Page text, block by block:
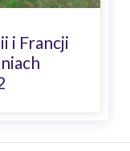
i Francji